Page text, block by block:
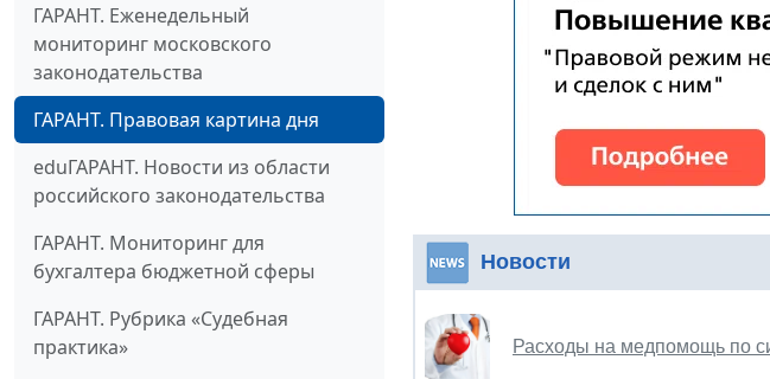
ГАРАНТ. Еженедельный
мониторинг московского
законодательства
ГАРАНТ. Правовая картина дня
eduГАРАНТ. Новости из области
российского законодательства
ГАРАНТ. Мониторинг для
бухгалтера бюджетной сферы
ГАРАНТ. Рубрика «Судебная
практика»
Новости
Расходы на медпомощь по